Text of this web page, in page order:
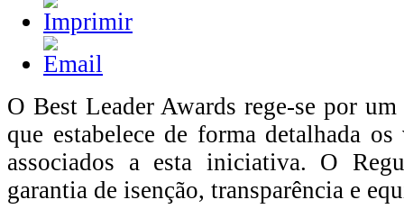
O Best Leader Awards rege-se por
que estabelece de forma detalhada
associados a esta iniciativa. O
garantia de isenção, transparência e